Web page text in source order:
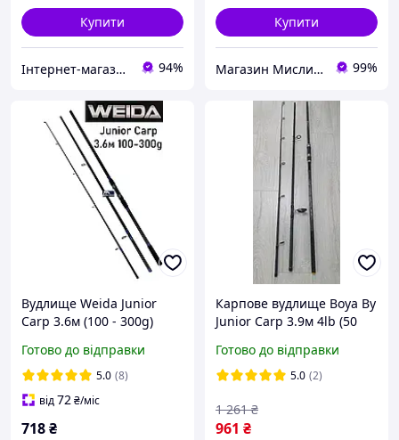
Купити
Інтернет-магазин рибальських товарів "Планета рибалки" 94%
Купити
Магазин Мисливець 99%
Вудлище Weida Junior
Carp 3.6м (100 - 300g)
Готово до відправки
5.0 (8)
від72₴/міс
718₴
Карпове вудлище Boya By
Junior Carp 3.9м 4lb (50
Готово до відправки
5.0 (2)
961 ₴
1 261 ₴